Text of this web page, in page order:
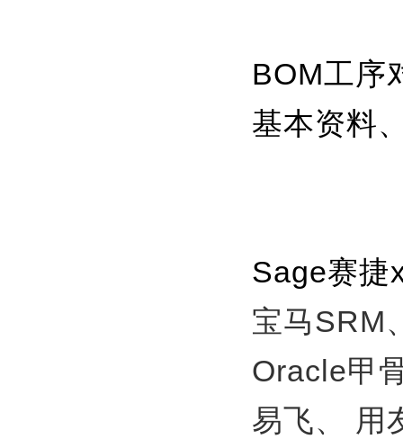
BOM工序
基本资料
Sage赛捷
宝马SRM
Oracle甲
易飞、
用